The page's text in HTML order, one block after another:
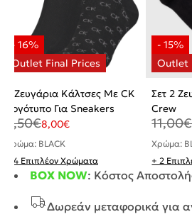
2 Ζευγάρια Κάλτσες Με CK
Λογότυπο Για Sneakers
9,50€8,00€
Χρώμα: BLACK
+ 4 Επιπλέον Χρώματα
Σετ 2
Crew
11,00€
Χρώμα:
+ 2
BOX NOW: Κόστος
Δωρεάν μεταφορικά για